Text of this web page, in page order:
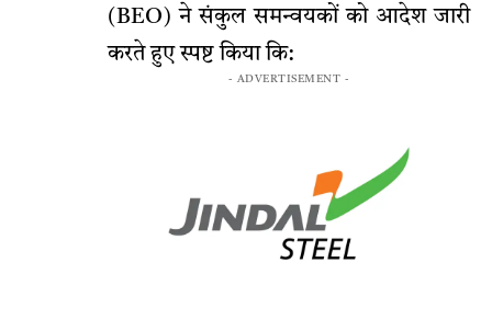
(BEO) ने संकुल समन्वयकों को आदेश जारी
करते हुए स्पष्ट किया कि:
- ADVERTISEMENT -